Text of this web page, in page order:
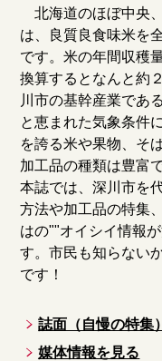
北海道のほぼ中央
は、良質良食味米を
です。米の年間収穫
換算するとなんと約
川市の基幹産業であ
と恵まれた気象条件
を誇る米や果物、そ
加工品の種類は豊富
本誌では、深川市を
方法や加工品の特集
はの""オイシイ情報
す。市民も知らない
です！
誌面（自慢の特集
媒体情報を見る